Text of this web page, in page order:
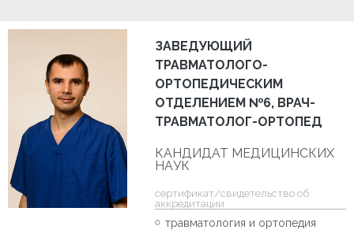
ЗАВЕДУЮЩИЙ
ТРАВМАТОЛОГО-
ОРТОПЕДИЧЕСКИМ
ОТДЕЛЕНИЕМ №6, ВРАЧ-
ТРАВМАТОЛОГ-ОРТОПЕД
КАНДИДАТ МЕДИЦИНСКИХ
НАУК
cертификат/свидетельство об
аккредитации
травматология и ортопедия